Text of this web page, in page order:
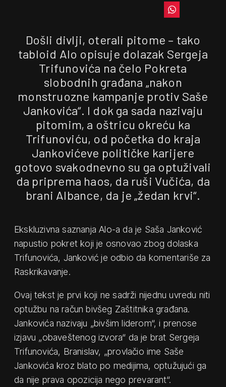
Došli divlji, oterali pitome – tako
tabloid Alo opisuje dolazak Sergeja
Trifunovića na čelo Pokreta
slobodnih građana „nakon
monstruozne kampanje protiv Saše
Jankovića“. I dok ga sada nazivaju
pitomim, a oštricu okreću ka
Trifunoviću, od početka do kraja
Jankovićeve političke karijere
gotovo svakodnevno su ga optuživali
da priprema haos, da ruši Vučića, da
brani Albance, da je „žedan krvi“.
Ekskluzivna saznanja Alo-a da je Saša Janković
napustio pokret koji je osnovao zbog dolaska
Trifunovića, Janković je odbio da komentariše za
Raskrikavanje.
Ovaj tekst je prvi koji ne sadrži nijednu uvredu niti
optužbu na račun bivšeg Zaštitnika građana.
Jankovića nazivaju „bivšim liderom“, i prenose
izjavu „obaveštenog izvora“ da je brat Sergeja
Trifunovića, Branislav, „provlačio ime Saše
Jankovića kroz blato po medijima, optužujući ga
da nije prava opozicija nego prevarant“.